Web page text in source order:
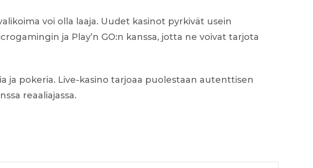
voi olla laaja. Uudet kasinot pyrkivät usein
ja Play’n GO:n kanssa, jotta ne voivat tarjota
ja pokeria. Live-kasino tarjoaa puolestaan autenttisen
reaaliajassa.